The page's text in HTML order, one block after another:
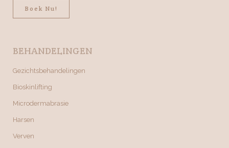
Boek Nu!
BEHANDELINGEN
Gezichtsbehandelingen
Bioskinlifting
Microdermabrasie
Harsen
Verven